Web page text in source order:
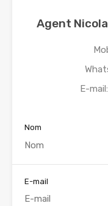
Agent
E-mail:
Nom
E-mail